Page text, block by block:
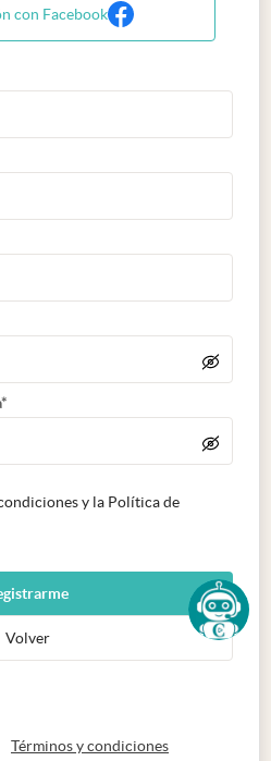
con Facebook
y la Política de
Volver
nueva pestaña
Términos y condicionesabre en nueva